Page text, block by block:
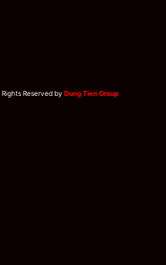
Rights Reserved by Dung Tien Group